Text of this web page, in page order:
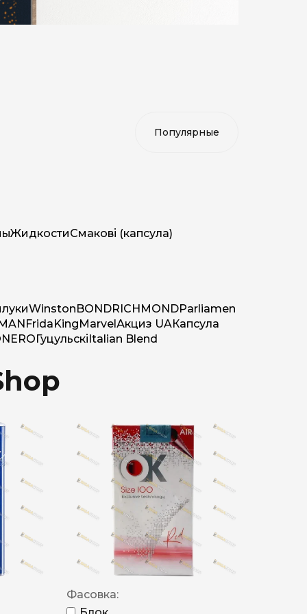
ЖидкостиСмакові (капсула)
WinstonBONDRICHMONDParliamen
FridaKingMarvelАкциз UAКапсула
NEROГуцульскіItalian Blend
Фасовка: